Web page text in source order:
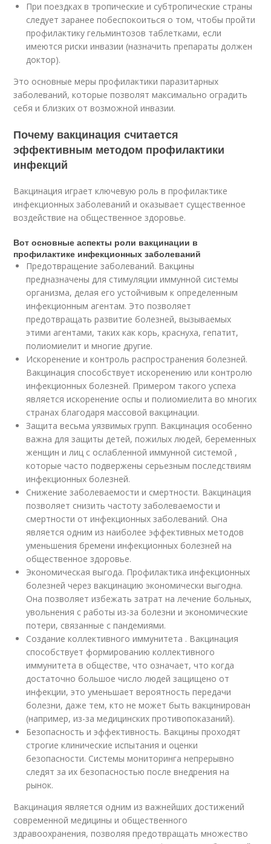
При поездках в тропические и субтропические страны
следует заранее побеспокоиться о том, чтобы пройти
профилактику гельминтозов таблетками, если
имеются риски инвазии (назначить препараты должен
доктор).
Это основные меры профилактики паразитарных
заболеваний, которые позволят максимально оградить
себя и близких от возможной инвазии.
Почему вакцинация считается
эффективным методом профилактики
инфекций
Вакцинация играет ключевую роль в профилактике
инфекционных заболеваний и оказывает существенное
воздействие на общественное здоровье.
Вот основные аспекты роли вакцинации в
профилактике инфекционных заболеваний
Предотвращение заболеваний. Вакцины
предназначены для стимуляции иммунной системы
организма, делая его устойчивым к определенным
инфекционным агентам. Это позволяет
предотвращать развитие болезней, вызываемых
этими агентами, таких как корь, краснуха, гепатит,
полиомиелит и многие другие.
Искоренение и контроль распространения болезней.
Вакцинация способствует искоренению или контролю
инфекционных болезней. Примером такого успеха
является искоренение оспы и полиомиелита во многих
странах благодаря массовой вакцинации.
Защита весьма уязвимых групп. Вакцинация особенно
важна для защиты детей, пожилых людей, беременных
женщин и лиц с ослабленной иммунной системой ,
которые часто подвержены серьезным последствиям
инфекционных болезней.
Снижение заболеваемости и смертности. Вакцинация
позволяет снизить частоту заболеваемости и
смертности от инфекционных заболеваний. Она
является одним из наиболее эффективных методов
уменьшения бремени инфекционных болезней на
общественное здоровье.
Экономическая выгода. Профилактика инфекционных
болезней через вакцинацию экономически выгодна.
Она позволяет избежать затрат на лечение больных,
увольнения с работы из-за болезни и экономические
потери, связанные с пандемиями.
Создание коллективного иммунитета . Вакцинация
способствует формированию коллективного
иммунитета в обществе, что означает, что когда
достаточно большое число людей защищено от
инфекции, это уменьшает вероятность передачи
болезни, даже тем, кто не может быть вакцинирован
(например, из-за медицинских противопоказаний).
Безопасность и эффективность. Вакцины проходят
строгие клинические испытания и оценки
безопасности. Системы мониторинга непрерывно
следят за их безопасностью после внедрения на
рынок.
Вакцинация является одним из важнейших достижений
современной медицины и общественного
здравоохранения, позволяя предотвращать множество